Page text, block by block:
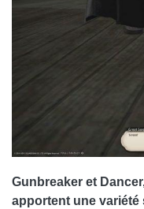
Gunbreaker et
apportent une